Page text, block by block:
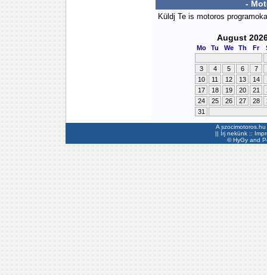
-
Küldj Te is motoros
August
Mo Tu We Th Fr
3 4 5 6
7
10
11 12 13 14
17
18 19 20 21
24
25 26 27 28
31
A
|| Írj nekünk ::
©HyGyand